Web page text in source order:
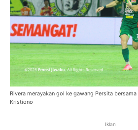
Rivera merayakan gol ke gawang Persita
Kristiono
Iklan